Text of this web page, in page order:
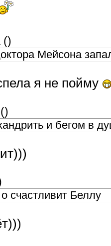
()
Мейсона
я не пойму
()
и бегом в
счастливит Беллу